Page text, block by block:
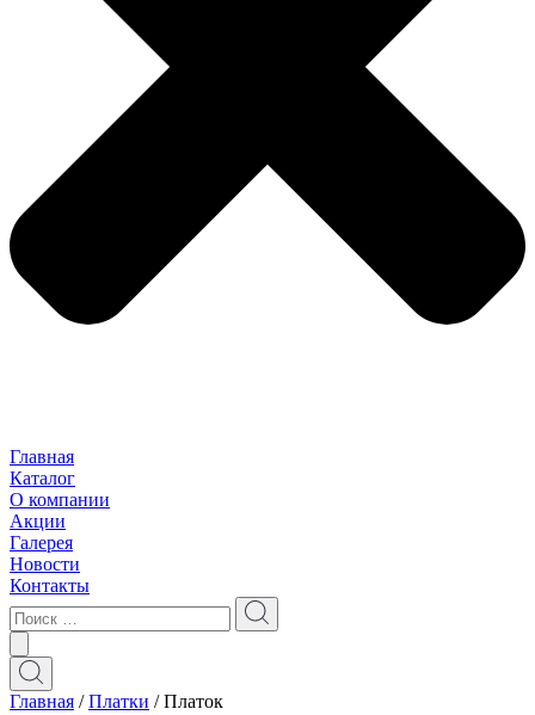
Главная
Каталог
О компании
Акции
Галерея
Новости
Контакты
Главная /Платки / Платок